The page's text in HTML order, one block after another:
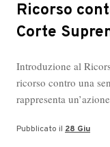
Ricorso
Corte
Introduzione al
ricorso contro una
rappresenta
Pubblicato il 28 Giu